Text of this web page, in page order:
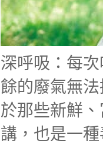
深呼吸：每
餘的廢氣無
於那些新鮮
講，也是一